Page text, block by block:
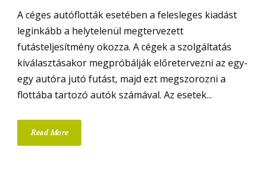
A céges autóflották esetében a felesleges kiadást
leginkább a helytelenül megtervezett
futásteljesítmény okozza. A cégek a szolgáltatás
kiválasztásakor megpróbálják előretervezni az egy-
egy autóra jutó futást, majd ezt megszorozni a
flottába tartozó autók számával. Az esetek...
Read More